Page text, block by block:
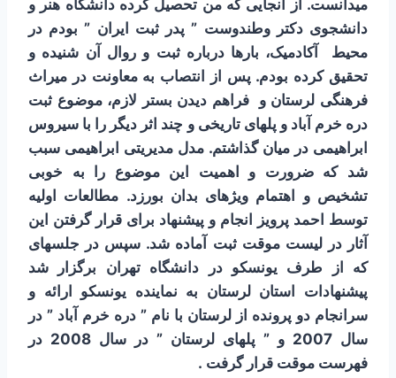
می­دانست. از آنجایی که من تحصیل کرده دانشگاه هنر و
دانشجوی دکتر وطندوست ” پدر ثبت ایران ” بودم در
محیط آکادمیک، بارها درباره ثبت و روال آن شنیده و
تحقیق کرده بودم. پس از انتصاب به معاونت در میراث
فرهنگی لرستان و فراهم دیدن بستر لازم، موضوع ثبت
دره خرم آباد و پل­های تاریخی و چند اثر دیگر را با سیروس
ابراهیمی در میان گذاشتم. مدل مدیریتی ابراهیمی سبب
شد که ضرورت و اهمیت این موضوع را به خوبی
تشخیص و اهتمام ویژه­ای بدان بورزد. مطالعات اولیه
توسط احمد پرویز انجام و پیشنهاد برای قرار گرفتن این
آثار در لیست موقت ثبت آماده شد. سپس در جلسه­ای
که از طرف یونسکو در دانشگاه تهران برگزار شد
پیشنهادات استان لرستان به نماینده یونسکو ارائه و
سرانجام دو پرونده از لرستان با نام ” دره خرم آباد ” در
سال 2007 و ” پل­های لرستان ” در سال 2008 در
فهرست موقت قرار گرفت .